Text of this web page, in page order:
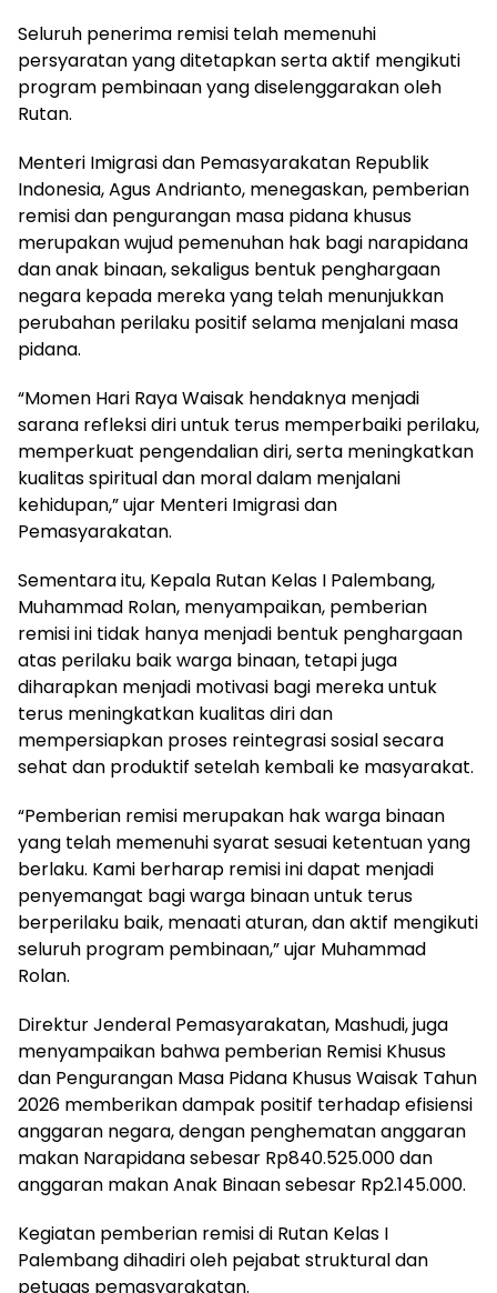
Seluruh penerima remisi telah memenuhi
persyaratan yang ditetapkan serta aktif mengikuti
program pembinaan yang diselenggarakan oleh
Rutan.
Menteri Imigrasi dan Pemasyarakatan Republik
Indonesia, Agus Andrianto, menegaskan, pemberian
remisi dan pengurangan masa pidana khusus
merupakan wujud pemenuhan hak bagi narapidana
dan anak binaan, sekaligus bentuk penghargaan
negara kepada mereka yang telah menunjukkan
perubahan perilaku positif selama menjalani masa
pidana.
“Momen Hari Raya Waisak hendaknya menjadi
sarana refleksi diri untuk terus memperbaiki perilaku,
memperkuat pengendalian diri, serta meningkatkan
kualitas spiritual dan moral dalam menjalani
kehidupan,” ujar Menteri Imigrasi dan
Pemasyarakatan.
Sementara itu, Kepala Rutan Kelas I Palembang,
Muhammad Rolan, menyampaikan, pemberian
remisi ini tidak hanya menjadi bentuk penghargaan
atas perilaku baik warga binaan, tetapi juga
diharapkan menjadi motivasi bagi mereka untuk
terus meningkatkan kualitas diri dan
mempersiapkan proses reintegrasi sosial secara
sehat dan produktif setelah kembali ke masyarakat.
“Pemberian remisi merupakan hak warga binaan
yang telah memenuhi syarat sesuai ketentuan yang
berlaku. Kami berharap remisi ini dapat menjadi
penyemangat bagi warga binaan untuk terus
berperilaku baik, menaati aturan, dan aktif mengikuti
seluruh program pembinaan,” ujar Muhammad
Rolan.
Direktur Jenderal Pemasyarakatan, Mashudi, juga
menyampaikan bahwa pemberian Remisi Khusus
dan Pengurangan Masa Pidana Khusus Waisak Tahun
2026 memberikan dampak positif terhadap efisiensi
anggaran negara, dengan penghematan anggaran
makan Narapidana sebesar Rp840.525.000 dan
anggaran makan Anak Binaan sebesar Rp2.145.000.
Kegiatan pemberian remisi di Rutan Kelas I
Palembang dihadiri oleh pejabat struktural dan
petugas pemasyarakatan.